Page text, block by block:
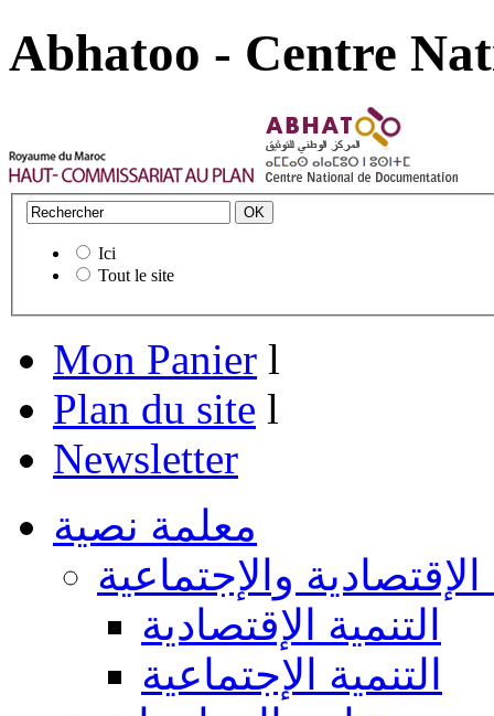
Abhatoo - Centre
Ici
Tout le site
Mon Panier l
Plan du site l
Newsletter
معلمة نصية
الإقتصادية والإجتماعية
التنمية الإقتصادية
التنمية الإجتماعية